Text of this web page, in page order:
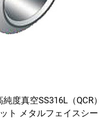
度真空SS316L（QCR）
ト メタルフェイスシー